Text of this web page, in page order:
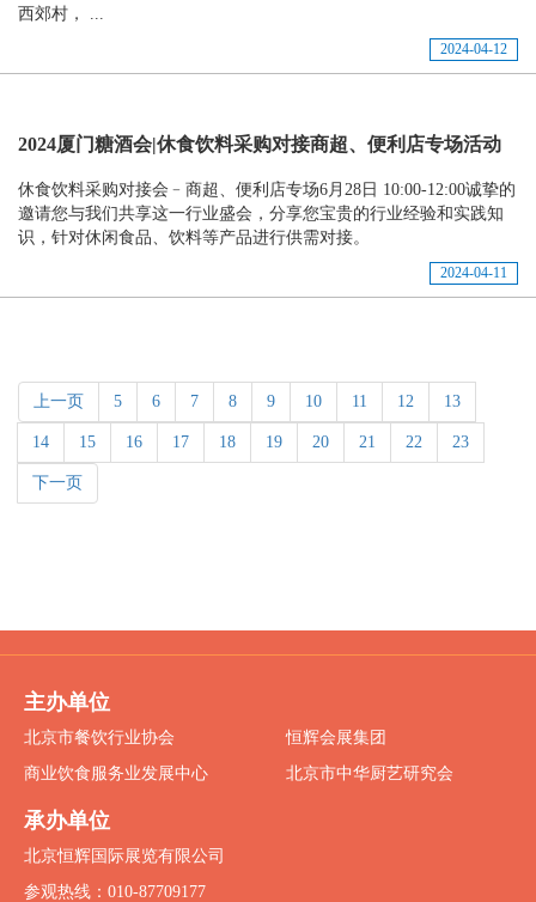
西郊村， ...
2024-04-12
2024厦门糖酒会|休食饮料采购对接商超、便利店专场活动
休食饮料采购对接会﹣商超、便利店专场6月28日 10:00-12:00诚挚的
邀请您与我们共享这一行业盛会，分享您宝贵的行业经验和实践知
识，针对休闲食品、饮料等产品进行供需对接。
2024-04-11
上一页 5 6 7 8 9 10 11 12 13
14 15 16 17 18 19 20 21 22 23
下一页
主办单位
北京市餐饮行业协会
恒辉会展集团
商业饮食服务业发展中心
北京市中华厨艺研究会
承办单位
北京恒辉国际展览有限公司
参观热线：010-87709177